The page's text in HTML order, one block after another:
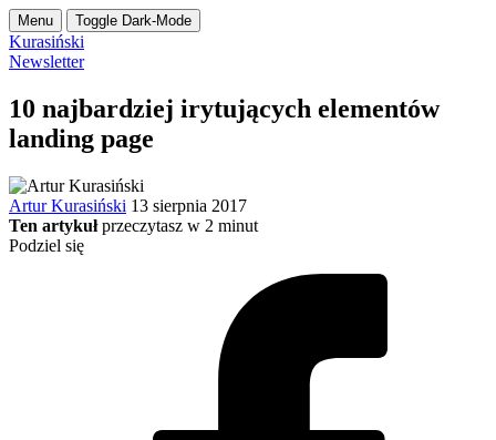
Menu Toggle Dark-Mode
Kurasiński
Newsletter
10 najbardziej irytujących elementów
landing page
Artur Kurasiński 13 sierpnia 2017
Ten artykuł przeczytasz w 2 minut
Podziel się